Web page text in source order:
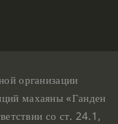
организации
махаяны «Ганден
со ст. 24.1,